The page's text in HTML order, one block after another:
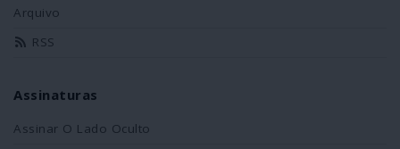
Arquivo
RSS
Assinaturas
Assinar O Lado Oculto